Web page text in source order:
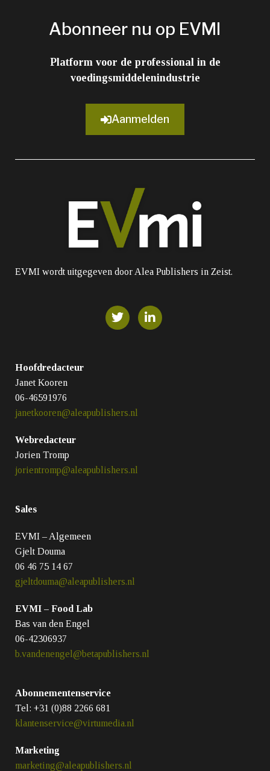
Abonneer nu op EVMI
Platform voor de professional in de
voedingsmiddelenindustrie
Aanmelden
EVMI wordt uitgegeven door Alea Publishers in Zeist.
Hoofdredacteur
Janet Kooren
06-46591976
janetkooren@aleapublishers.nl
Webredacteur
Jorien Tromp
jorientromp@aleapublishers.nl
Sales
EVMI – Algemeen
Gjelt Douma
06 46 75 14 67
gjeltdouma@aleapublishers.nl
EVMI – Food Lab
Bas van den Engel
06-42306937
b.vandenengel@betapublishers.nl
Abonnementenservice
Tel: +31 (0)88 2266 681​
klantenservice@virtumedia.nl
Marketing
marketing@aleapublishers.nl